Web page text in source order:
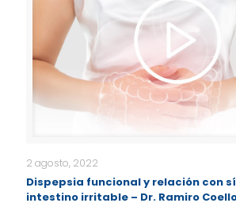
2 agosto, 2022
Dispepsia funcional y relación con
intestino irritable – Dr. Ramiro